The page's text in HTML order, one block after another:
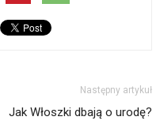
Następny artykuł
Jak Włoszki dbają o urodę?